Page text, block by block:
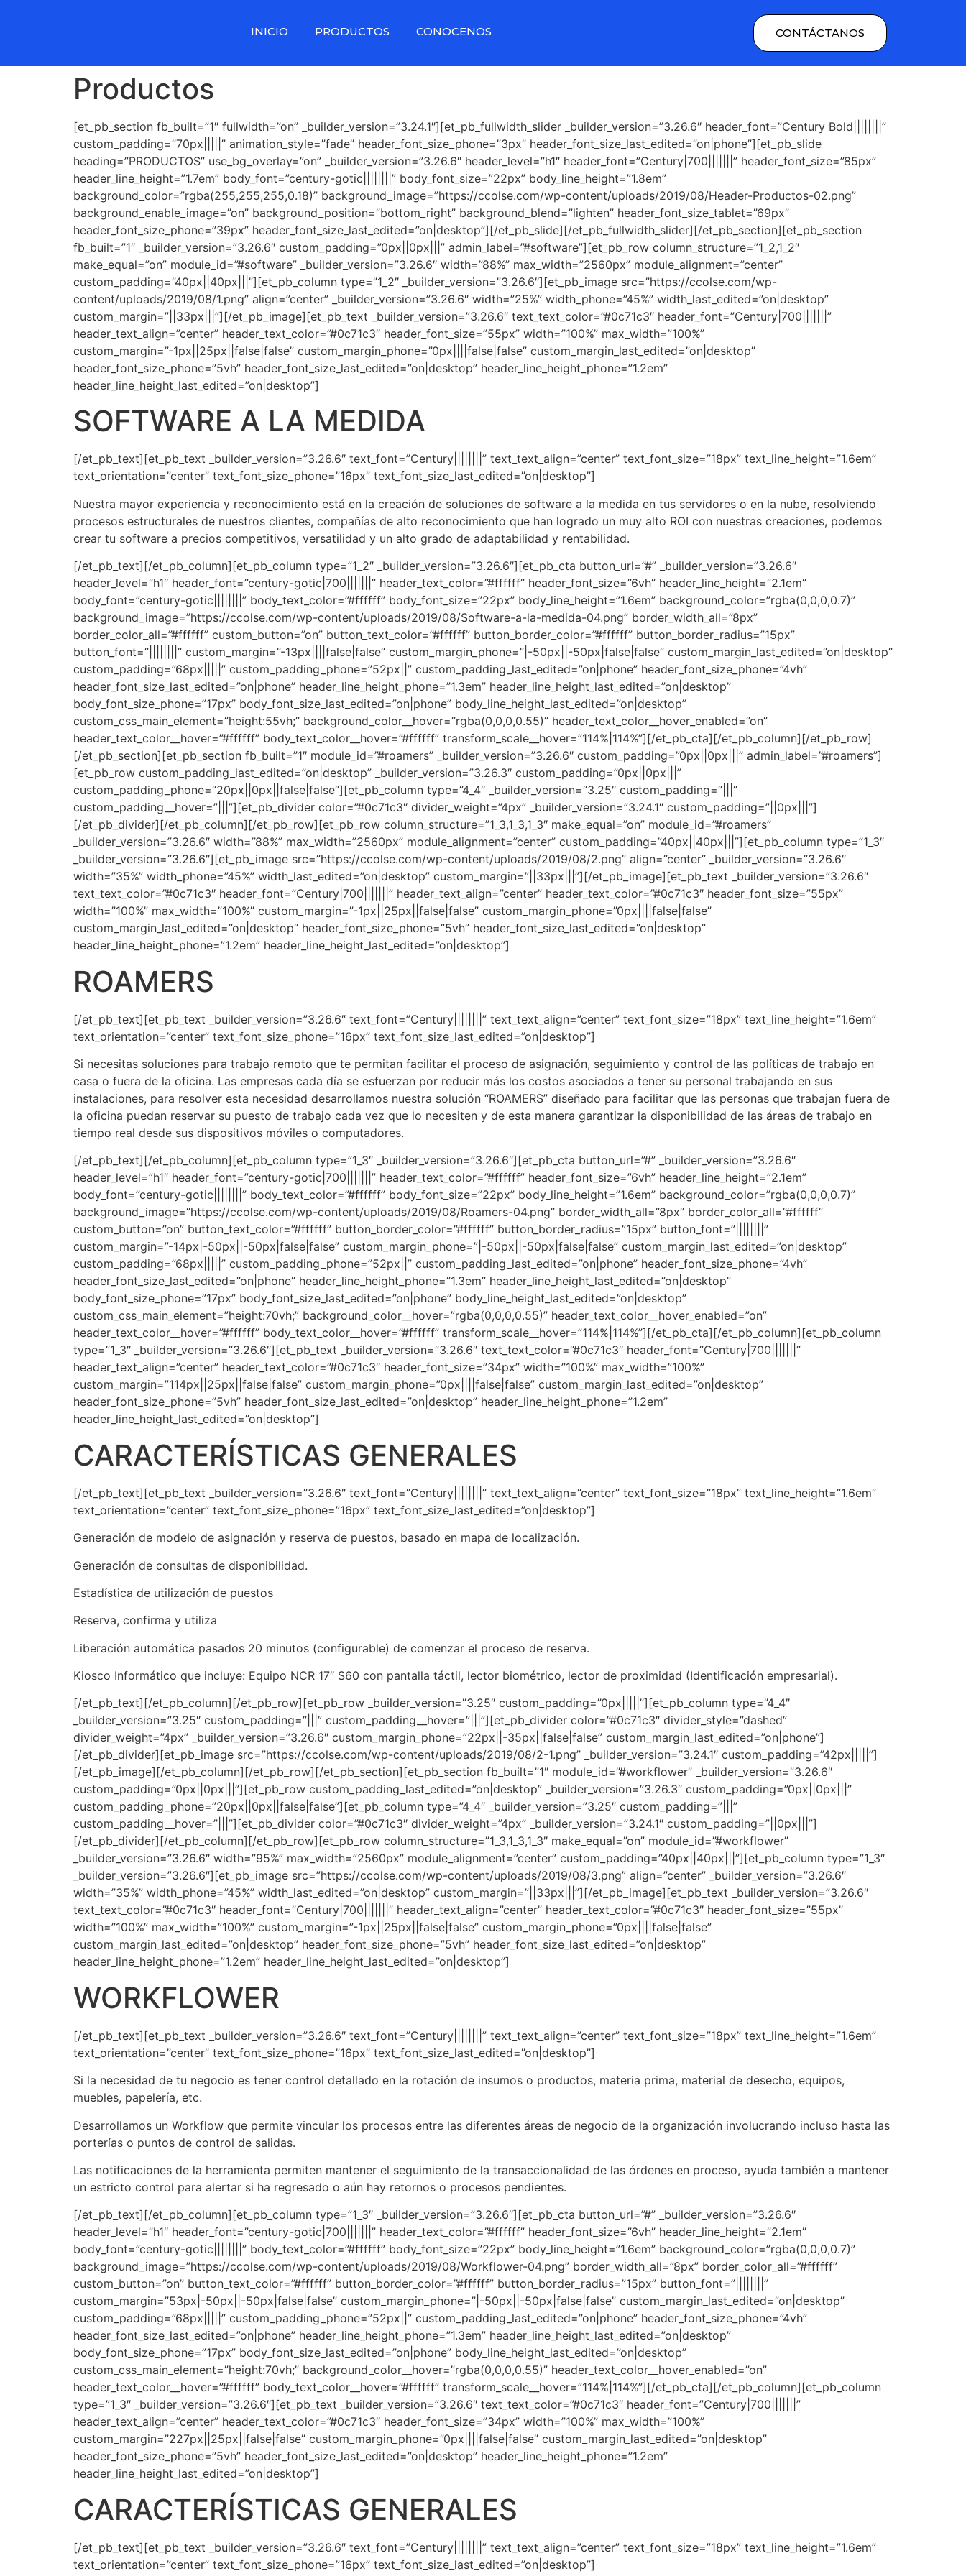
INICIO PRODUCTOS CONOCENOS CONTÁCTANOS
Productos
[et_pb_section fb_built=”1″ fullwidth=”on” _builder_version=”3.24.1″][et_pb_fullwidth_slider _builder_version=”3.26.6″ header_font=”Century Bold||||||||”
custom_padding=”70px|||||” animation_style=”fade” header_font_size_phone=”3px” header_font_size_last_edited=”on|phone”][et_pb_slide
heading=”PRODUCTOS” use_bg_overlay=”on” _builder_version=”3.26.6″ header_level=”h1″ header_font=”Century|700|||||||” header_font_size=”85px”
header_line_height=”1.7em” body_font=”century-gotic||||||||” body_font_size=”22px” body_line_height=”1.8em”
background_color=”rgba(255,255,255,0.18)” background_image=”https://ccolse.com/wp-content/uploads/2019/08/Header-Productos-02.png”
background_enable_image=”on” background_position=”bottom_right” background_blend=”lighten” header_font_size_tablet=”69px”
header_font_size_phone=”39px” header_font_size_last_edited=”on|desktop”][/et_pb_slide][/et_pb_fullwidth_slider][/et_pb_section][et_pb_section
fb_built=”1″ _builder_version=”3.26.6″ custom_padding=”0px||0px|||” admin_label=”#software”][et_pb_row column_structure=”1_2,1_2″
make_equal=”on” module_id=”#software” _builder_version=”3.26.6″ width=”88%” max_width=”2560px” module_alignment=”center”
custom_padding=”40px||40px|||”][et_pb_column type=”1_2″ _builder_version=”3.26.6″][et_pb_image src=”https://ccolse.com/wp-
content/uploads/2019/08/1.png” align=”center” _builder_version=”3.26.6″ width=”25%” width_phone=”45%” width_last_edited=”on|desktop”
custom_margin=”||33px|||”][/et_pb_image][et_pb_text _builder_version=”3.26.6″ text_text_color=”#0c71c3″ header_font=”Century|700|||||||”
header_text_align=”center” header_text_color=”#0c71c3″ header_font_size=”55px” width=”100%” max_width=”100%”
custom_margin=”-1px||25px||false|false” custom_margin_phone=”0px||||false|false” custom_margin_last_edited=”on|desktop”
header_font_size_phone=”5vh” header_font_size_last_edited=”on|desktop” header_line_height_phone=”1.2em”
header_line_height_last_edited=”on|desktop”]
SOFTWARE A LA MEDIDA
[/et_pb_text][et_pb_text _builder_version=”3.26.6″ text_font=”Century||||||||” text_text_align=”center” text_font_size=”18px” text_line_height=”1.6em”
text_orientation=”center” text_font_size_phone=”16px” text_font_size_last_edited=”on|desktop”]
Nuestra mayor experiencia y reconocimiento está en la creación de soluciones de software a la medida en tus servidores o en la nube, resolviendo
procesos estructurales de nuestros clientes, compañías de alto reconocimiento que han logrado un muy alto ROI con nuestras creaciones, podemos
crear tu software a precios competitivos, versatilidad y un alto grado de adaptabilidad y rentabilidad.
[/et_pb_text][/et_pb_column][et_pb_column type=”1_2″ _builder_version=”3.26.6″][et_pb_cta button_url=”#” _builder_version=”3.26.6″
header_level=”h1″ header_font=”century-gotic|700|||||||” header_text_color=”#ffffff” header_font_size=”6vh” header_line_height=”2.1em”
body_font=”century-gotic||||||||” body_text_color=”#ffffff” body_font_size=”22px” body_line_height=”1.6em” background_color=”rgba(0,0,0,0.7)”
background_image=”https://ccolse.com/wp-content/uploads/2019/08/Software-a-la-medida-04.png” border_width_all=”8px”
border_color_all=”#ffffff” custom_button=”on” button_text_color=”#ffffff” button_border_color=”#ffffff” button_border_radius=”15px”
button_font=”||||||||” custom_margin=”-13px||||false|false” custom_margin_phone=”|-50px||-50px|false|false” custom_margin_last_edited=”on|desktop”
custom_padding=”68px|||||” custom_padding_phone=”52px||” custom_padding_last_edited=”on|phone” header_font_size_phone=”4vh”
header_font_size_last_edited=”on|phone” header_line_height_phone=”1.3em” header_line_height_last_edited=”on|desktop”
body_font_size_phone=”17px” body_font_size_last_edited=”on|phone” body_line_height_last_edited=”on|desktop”
custom_css_main_element=”height:55vh;” background_color__hover=”rgba(0,0,0,0.55)” header_text_color__hover_enabled=”on”
header_text_color__hover=”#ffffff” body_text_color__hover=”#ffffff” transform_scale__hover=”114%|114%”][/et_pb_cta][/et_pb_column][/et_pb_row]
[/et_pb_section][et_pb_section fb_built=”1″ module_id=”#roamers” _builder_version=”3.26.6″ custom_padding=”0px||0px|||” admin_label=”#roamers”]
[et_pb_row custom_padding_last_edited=”on|desktop” _builder_version=”3.26.3″ custom_padding=”0px||0px|||”
custom_padding_phone=”20px||0px||false|false”][et_pb_column type=”4_4″ _builder_version=”3.25″ custom_padding=”|||”
custom_padding__hover=”|||”][et_pb_divider color=”#0c71c3″ divider_weight=”4px” _builder_version=”3.24.1″ custom_padding=”||0px|||”]
[/et_pb_divider][/et_pb_column][/et_pb_row][et_pb_row column_structure=”1_3,1_3,1_3″ make_equal=”on” module_id=”#roamers”
_builder_version=”3.26.6″ width=”88%” max_width=”2560px” module_alignment=”center” custom_padding=”40px||40px|||”][et_pb_column type=”1_3″
_builder_version=”3.26.6″][et_pb_image src=”https://ccolse.com/wp-content/uploads/2019/08/2.png” align=”center” _builder_version=”3.26.6″
width=”35%” width_phone=”45%” width_last_edited=”on|desktop” custom_margin=”||33px|||”][/et_pb_image][et_pb_text _builder_version=”3.26.6″
text_text_color=”#0c71c3″ header_font=”Century|700|||||||” header_text_align=”center” header_text_color=”#0c71c3″ header_font_size=”55px”
width=”100%” max_width=”100%” custom_margin=”-1px||25px||false|false” custom_margin_phone=”0px||||false|false”
custom_margin_last_edited=”on|desktop” header_font_size_phone=”5vh” header_font_size_last_edited=”on|desktop”
header_line_height_phone=”1.2em” header_line_height_last_edited=”on|desktop”]
ROAMERS
[/et_pb_text][et_pb_text _builder_version=”3.26.6″ text_font=”Century||||||||” text_text_align=”center” text_font_size=”18px” text_line_height=”1.6em”
text_orientation=”center” text_font_size_phone=”16px” text_font_size_last_edited=”on|desktop”]
Si necesitas soluciones para trabajo remoto que te permitan facilitar el proceso de asignación, seguimiento y control de las políticas de trabajo en
casa o fuera de la oficina. Las empresas cada día se esfuerzan por reducir más los costos asociados a tener su personal trabajando en sus
instalaciones, para resolver esta necesidad desarrollamos nuestra solución “ROAMERS” diseñado para facilitar que las personas que trabajan fuera de
la oficina puedan reservar su puesto de trabajo cada vez que lo necesiten y de esta manera garantizar la disponibilidad de las áreas de trabajo en
tiempo real desde sus dispositivos móviles o computadores.
[/et_pb_text][/et_pb_column][et_pb_column type=”1_3″ _builder_version=”3.26.6″][et_pb_cta button_url=”#” _builder_version=”3.26.6″
header_level=”h1″ header_font=”century-gotic|700|||||||” header_text_color=”#ffffff” header_font_size=”6vh” header_line_height=”2.1em”
body_font=”century-gotic||||||||” body_text_color=”#ffffff” body_font_size=”22px” body_line_height=”1.6em” background_color=”rgba(0,0,0,0.7)”
background_image=”https://ccolse.com/wp-content/uploads/2019/08/Roamers-04.png” border_width_all=”8px” border_color_all=”#ffffff”
custom_button=”on” button_text_color=”#ffffff” button_border_color=”#ffffff” button_border_radius=”15px” button_font=”||||||||”
custom_margin=”-14px|-50px||-50px|false|false” custom_margin_phone=”|-50px||-50px|false|false” custom_margin_last_edited=”on|desktop”
custom_padding=”68px|||||” custom_padding_phone=”52px||” custom_padding_last_edited=”on|phone” header_font_size_phone=”4vh”
header_font_size_last_edited=”on|phone” header_line_height_phone=”1.3em” header_line_height_last_edited=”on|desktop”
body_font_size_phone=”17px” body_font_size_last_edited=”on|phone” body_line_height_last_edited=”on|desktop”
custom_css_main_element=”height:70vh;” background_color__hover=”rgba(0,0,0,0.55)” header_text_color__hover_enabled=”on”
header_text_color__hover=”#ffffff” body_text_color__hover=”#ffffff” transform_scale__hover=”114%|114%”][/et_pb_cta][/et_pb_column][et_pb_column
type=”1_3″ _builder_version=”3.26.6″][et_pb_text _builder_version=”3.26.6″ text_text_color=”#0c71c3″ header_font=”Century|700|||||||”
header_text_align=”center” header_text_color=”#0c71c3″ header_font_size=”34px” width=”100%” max_width=”100%”
custom_margin=”114px||25px||false|false” custom_margin_phone=”0px||||false|false” custom_margin_last_edited=”on|desktop”
header_font_size_phone=”5vh” header_font_size_last_edited=”on|desktop” header_line_height_phone=”1.2em”
header_line_height_last_edited=”on|desktop”]
CARACTERÍSTICAS GENERALES
[/et_pb_text][et_pb_text _builder_version=”3.26.6″ text_font=”Century||||||||” text_text_align=”center” text_font_size=”18px” text_line_height=”1.6em”
text_orientation=”center” text_font_size_phone=”16px” text_font_size_last_edited=”on|desktop”]
Generación de modelo de asignación y reserva de puestos, basado en mapa de localización.
Generación de consultas de disponibilidad.
Estadística de utilización de puestos
Reserva, confirma y utiliza
Liberación automática pasados 20 minutos (configurable) de comenzar el proceso de reserva.
Kiosco Informático que incluye: Equipo NCR 17″ S60 con pantalla táctil, lector biométrico, lector de proximidad (Identificación empresarial).
[/et_pb_text][/et_pb_column][/et_pb_row][et_pb_row _builder_version=”3.25″ custom_padding=”0px|||||”][et_pb_column type=”4_4″
_builder_version=”3.25″ custom_padding=”|||” custom_padding__hover=”|||”][et_pb_divider color=”#0c71c3″ divider_style=”dashed”
divider_weight=”4px” _builder_version=”3.26.6″ custom_margin_phone=”22px||-35px||false|false” custom_margin_last_edited=”on|phone”]
[/et_pb_divider][et_pb_image src=”https://ccolse.com/wp-content/uploads/2019/08/2-1.png” _builder_version=”3.24.1″ custom_padding=”42px|||||”]
[/et_pb_image][/et_pb_column][/et_pb_row][/et_pb_section][et_pb_section fb_built=”1″ module_id=”#workflower” _builder_version=”3.26.6″
custom_padding=”0px||0px|||”][et_pb_row custom_padding_last_edited=”on|desktop” _builder_version=”3.26.3″ custom_padding=”0px||0px|||”
custom_padding_phone=”20px||0px||false|false”][et_pb_column type=”4_4″ _builder_version=”3.25″ custom_padding=”|||”
custom_padding__hover=”|||”][et_pb_divider color=”#0c71c3″ divider_weight=”4px” _builder_version=”3.24.1″ custom_padding=”||0px|||”]
[/et_pb_divider][/et_pb_column][/et_pb_row][et_pb_row column_structure=”1_3,1_3,1_3″ make_equal=”on” module_id=”#workflower”
_builder_version=”3.26.6″ width=”95%” max_width=”2560px” module_alignment=”center” custom_padding=”40px||40px|||”][et_pb_column type=”1_3″
_builder_version=”3.26.6″][et_pb_image src=”https://ccolse.com/wp-content/uploads/2019/08/3.png” align=”center” _builder_version=”3.26.6″
width=”35%” width_phone=”45%” width_last_edited=”on|desktop” custom_margin=”||33px|||”][/et_pb_image][et_pb_text _builder_version=”3.26.6″
text_text_color=”#0c71c3″ header_font=”Century|700|||||||” header_text_align=”center” header_text_color=”#0c71c3″ header_font_size=”55px”
width=”100%” max_width=”100%” custom_margin=”-1px||25px||false|false” custom_margin_phone=”0px||||false|false”
custom_margin_last_edited=”on|desktop” header_font_size_phone=”5vh” header_font_size_last_edited=”on|desktop”
header_line_height_phone=”1.2em” header_line_height_last_edited=”on|desktop”]
WORKFLOWER
[/et_pb_text][et_pb_text _builder_version=”3.26.6″ text_font=”Century||||||||” text_text_align=”center” text_font_size=”18px” text_line_height=”1.6em”
text_orientation=”center” text_font_size_phone=”16px” text_font_size_last_edited=”on|desktop”]
Si la necesidad de tu negocio es tener control detallado en la rotación de insumos o productos, materia prima, material de desecho, equipos,
muebles, papelería, etc.
Desarrollamos un Workflow que permite vincular los procesos entre las diferentes áreas de negocio de la organización involucrando incluso hasta las
porterías o puntos de control de salidas.
Las notificaciones de la herramienta permiten mantener el seguimiento de la transaccionalidad de las órdenes en proceso, ayuda también a mantener
un estricto control para alertar si ha regresado o aún hay retornos o procesos pendientes.
[/et_pb_text][/et_pb_column][et_pb_column type=”1_3″ _builder_version=”3.26.6″][et_pb_cta button_url=”#” _builder_version=”3.26.6″
header_level=”h1″ header_font=”century-gotic|700|||||||” header_text_color=”#ffffff” header_font_size=”6vh” header_line_height=”2.1em”
body_font=”century-gotic||||||||” body_text_color=”#ffffff” body_font_size=”22px” body_line_height=”1.6em” background_color=”rgba(0,0,0,0.7)”
background_image=”https://ccolse.com/wp-content/uploads/2019/08/Workflower-04.png” border_width_all=”8px” border_color_all=”#ffffff”
custom_button=”on” button_text_color=”#ffffff” button_border_color=”#ffffff” button_border_radius=”15px” button_font=”||||||||”
custom_margin=”53px|-50px||-50px|false|false” custom_margin_phone=”|-50px||-50px|false|false” custom_margin_last_edited=”on|desktop”
custom_padding=”68px|||||” custom_padding_phone=”52px||” custom_padding_last_edited=”on|phone” header_font_size_phone=”4vh”
header_font_size_last_edited=”on|phone” header_line_height_phone=”1.3em” header_line_height_last_edited=”on|desktop”
body_font_size_phone=”17px” body_font_size_last_edited=”on|phone” body_line_height_last_edited=”on|desktop”
custom_css_main_element=”height:70vh;” background_color__hover=”rgba(0,0,0,0.55)” header_text_color__hover_enabled=”on”
header_text_color__hover=”#ffffff” body_text_color__hover=”#ffffff” transform_scale__hover=”114%|114%”][/et_pb_cta][/et_pb_column][et_pb_column
type=”1_3″ _builder_version=”3.26.6″][et_pb_text _builder_version=”3.26.6″ text_text_color=”#0c71c3″ header_font=”Century|700|||||||”
header_text_align=”center” header_text_color=”#0c71c3″ header_font_size=”34px” width=”100%” max_width=”100%”
custom_margin=”227px||25px||false|false” custom_margin_phone=”0px||||false|false” custom_margin_last_edited=”on|desktop”
header_font_size_phone=”5vh” header_font_size_last_edited=”on|desktop” header_line_height_phone=”1.2em”
header_line_height_last_edited=”on|desktop”]
CARACTERÍSTICAS GENERALES
[/et_pb_text][et_pb_text _builder_version=”3.26.6″ text_font=”Century||||||||” text_text_align=”center” text_font_size=”18px” text_line_height=”1.6em”
text_orientation=”center” text_font_size_phone=”16px” text_font_size_last_edited=”on|desktop”]